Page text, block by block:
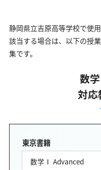
静岡県立吉原高等学校で使
該当する場合は、以下の授
集です。
数
対
東京書籍
数学Ⅰ Advanced